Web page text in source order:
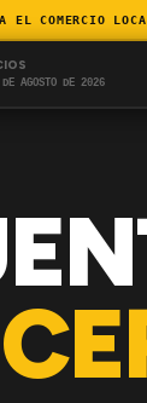
COMERCIO LOCAL
AGOSTO DE 2026